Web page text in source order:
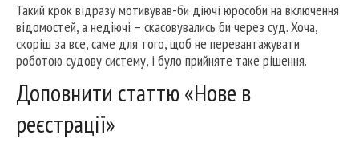
Такий крок відразу мотивував-би діючі юрособи на включення
відомостей, а недіючі – скасовувались би через суд. Хоча,
скоріш за все, саме для того, щоб не перевантажувати
роботою судову систему, і було прийняте таке рішення.
Доповнити статтю «Нове в
реєстрації»